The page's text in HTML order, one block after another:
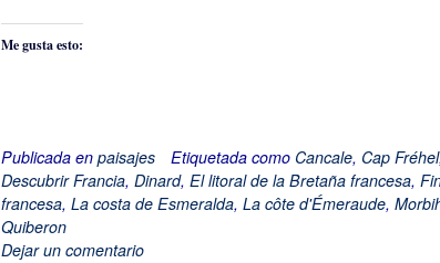
Me gusta esto:
Publicada en paisajes Etiquetada como Cancale, Cap Fréhel
Descubrir Francia, Dinard, El litoral de la Bretaña francesa,
francesa, La costa de Esmeralda, La côte d'Émeraude,
Quiberon
Dejar un comentario